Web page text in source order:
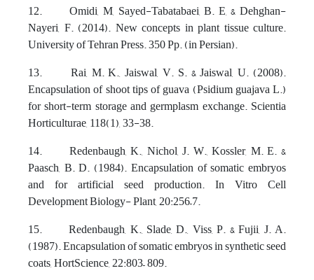
12. Omidi, M, Sayed-Tabatabaei, B. E, & Dehghan-
Nayeri, F. (2014). New concepts in plant tissue culture.
University of Tehran Press. 350 Pp. (in Persian).
13. Rai, M. K., Jaiswal, V. S. & Jaiswal, U. (2008).
Encapsulation of shoot tips of guava (Psidium guajava L.)
for short-term storage and germplasm exchange. Scientia
Horticulturae, 118(1), 33-38.
14. Redenbaugh, K., Nichol, J. W., Kossler, M. E. &
Paasch, B. D. (1984). Encapsulation of somatic embryos
and for artificial seed production. In Vitro Cell
Development Biology- Plant, 20:256–7.
15. Redenbaugh, K., Slade, D., Viss, P. & Fujii, J. A.
(1987). Encapsulation of somatic embryos in synthetic seed
coats, HortScience, 22:803– 809.